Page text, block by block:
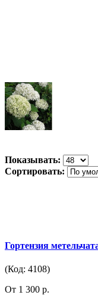
Показывать:
Сортировать:
Гортензия
(Код: 4108)
От 1 300 р.